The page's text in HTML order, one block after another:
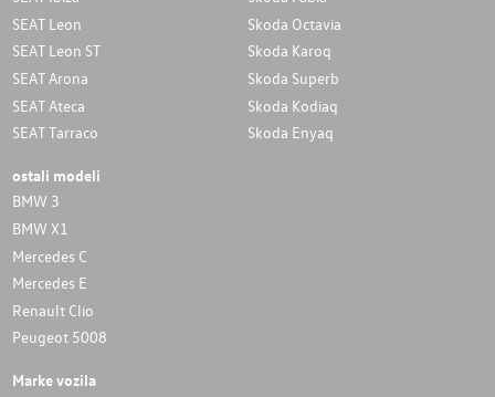
SEAT Leon
SEAT Leon ST
SEAT Arona
SEAT Ateca
SEAT Tarraco
Skoda Octavia
Skoda Karoq
Skoda Superb
Skoda Kodiaq
Skoda Enyaq
ostali modeli
BMW 3
BMW X1
Mercedes C
Mercedes E
Renault Clio
Peugeot 5008
Marke vozila